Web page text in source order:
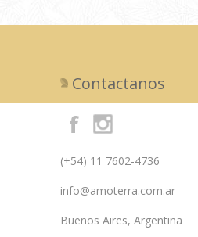
Contactanos
(+54) 11 7602-4736
info@amoterra.com.ar
Buenos Aires, Argentina